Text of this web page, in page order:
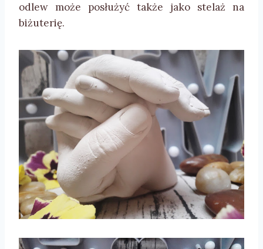
odlew może posłużyć także jako stelaż na
biżuterię.